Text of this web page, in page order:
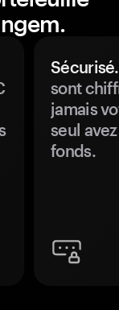
Sécurisé.
sont
jamais
seul
fonds.